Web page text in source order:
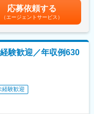
躍しています。当社は全
、入社後も安心して就業
営業活動に同行していただ
客様をお任せしていきま
主催の勉強会がありますの
す。
客様に対して粘り強く向
持った開拓やシェアの拡
連、研究所関連、化学工
額支給の場合の金額となり
いません。■昇給：年1回
末手当：年1回（9
くまでも目安の金額であ
ります。月給(月額)は固定手
応募依頼する
（エージェントサービス）
験歓迎／年収例630
経験歓迎